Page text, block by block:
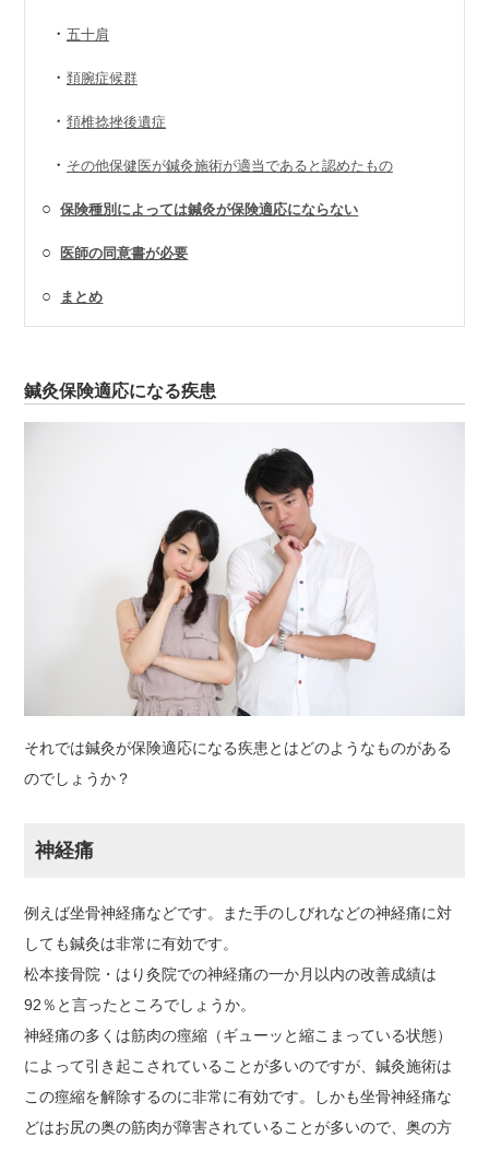
・ 五十肩
・ 頚腕症候群
・ 頚椎捻挫後遺症
・ その他保健医が鍼灸施術が適当であると認めたもの
○保険種別によっては鍼灸が保険適応にならない
○医師の同意書が必要
○ まとめ
鍼灸保険適応になる疾患
それでは鍼灸が保険適応になる疾患とはどのようなものがある
のでしょうか？
神経痛
例えば坐骨神経痛などです。また手のしびれなどの神経痛に対
しても鍼灸は非常に有効です。
松本接骨院・はり灸院での神経痛の一か月以内の改善成績は
92％と言ったところでしょうか。
神経痛の多くは筋肉の痙縮（ギューッと縮こまっている状態）
によって引き起こされていることが多いのですが、鍼灸施術は
この痙縮を解除するのに非常に有効です。しかも坐骨神経痛な
どはお尻の奥の筋肉が障害されていることが多いので、奥の方